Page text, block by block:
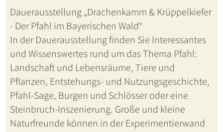
Dauerausstellung „Drachenkamm & Krüppelkiefer
- Der Pfahl im Bayerischen Wald“
In der Dauerausstellung finden Sie Interessantes
und Wissenswertes rund um das Thema Pfahl:
Landschaft und Lebensräume, Tiere und
Pflanzen, Entstehungs- und Nutzungsgeschichte,
Pfahl-Sage, Burgen und Schlösser oder eine
Steinbruch-Inszenierung. Große und kleine
Naturfreunde können in der Experimentierwand